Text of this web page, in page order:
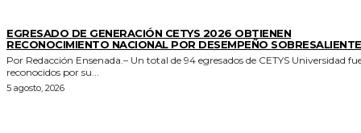
EGRESADO DE GENERACIÓN CETYS 2026 OBTIENEN
RECONOCIMIENTO NACIONAL POR DESEMPEÑO SOBRESALIENTE
Por Redacción Ensenada.– Un total de 94 egresados de CETYS Universidad
reconocidos por su...
5 agosto, 2026